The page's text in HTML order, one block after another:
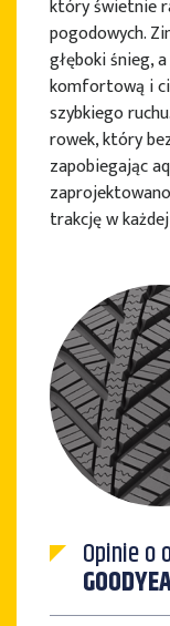
który świetnie
pogodowych.
głęboki śnieg,
komfortową i
szybkiego
rowek, który
zapobiegając
trakcję w
Opinie o